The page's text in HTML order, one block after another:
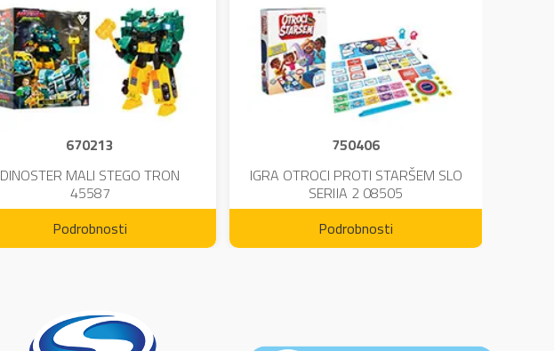
670213
DINOSTER MALI STEGO TRON
45587
Podrobnosti
750406
IGRA OTROCI PROTI STARŠEM SLO
SERIJA 2 08505
Podrobnosti